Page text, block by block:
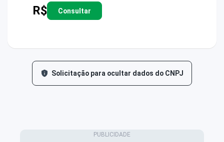
R$ Consultar
Solicitação para ocultar dados do CNPJ